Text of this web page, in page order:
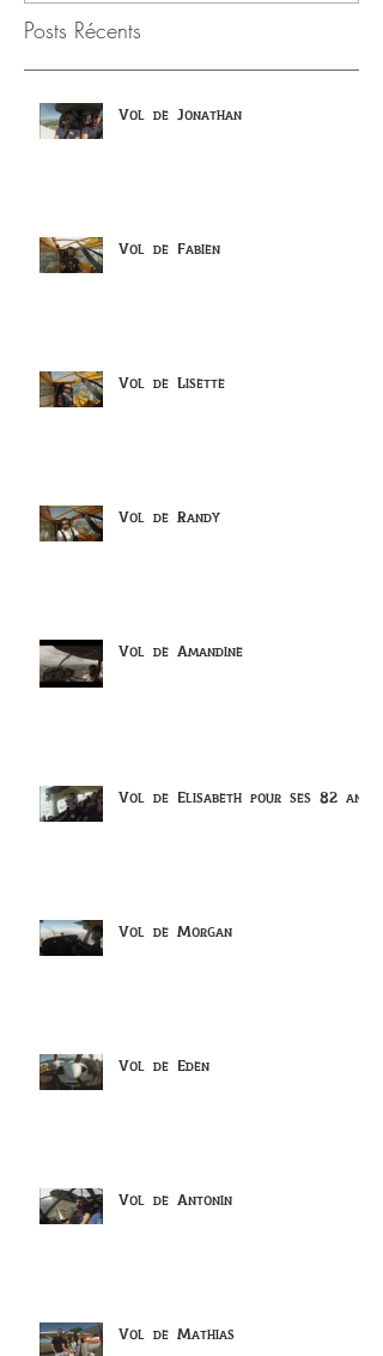
Posts Récents
Vol de Jonathan
Vol de Fabien
Vol de Lisette
Vol de Randy
Vol de Amandine
Vol de Elisabeth pour ses 82 ans
Vol de Morgan
Vol de Eden
Vol de Antonin
Vol de Mathias